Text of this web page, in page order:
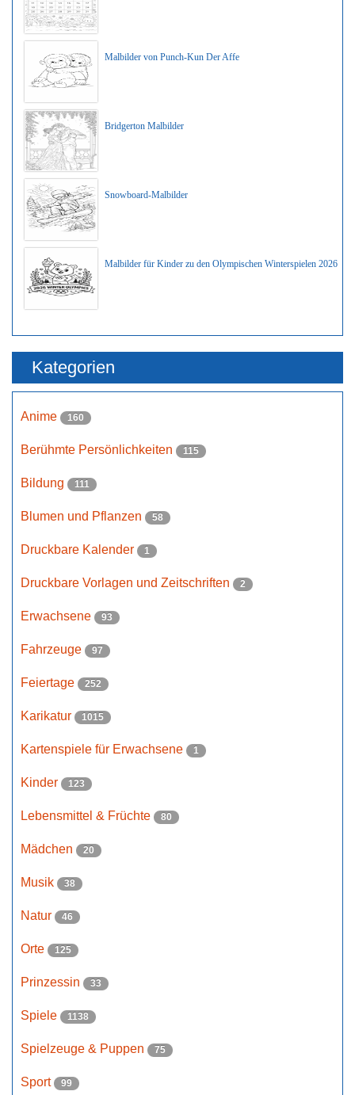
Malbilder von Punch-Kun Der Affe
Bridgerton Malbilder
Snowboard-Malbilder
Malbilder für Kinder zu den Olympischen Winterspielen 2026
Kategorien
Anime 160
Berühmte Persönlichkeiten 115
Bildung 111
Blumen und Pflanzen 58
Druckbare Kalender 1
Druckbare Vorlagen und Zeitschriften 2
Erwachsene 93
Fahrzeuge 97
Feiertage 252
Karikatur 1015
Kartenspiele für Erwachsene 1
Kinder 123
Lebensmittel & Früchte 80
Mädchen 20
Musik 38
Natur 46
Orte 125
Prinzessin 33
Spiele 1138
Spielzeuge & Puppen 75
Sport 99